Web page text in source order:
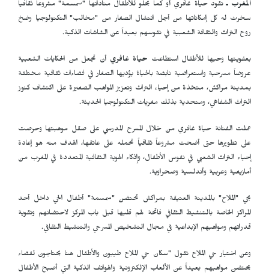
المغرب ـتقود حياة غافري أو كما يحلو للأطفال مناداتها "سمسمة" مشروعاً ثقافياً
سخرت له كل إمكاناتها من أجل انتشال الصغار من "مخالب" التكنولوجيا وضخ
روح التراث والثقافة الشعبية في نفوسهم بعيداً عن الشاشات الذكية.
بعفويتها وحبها للأطفال استطاعت حياة غافري أن تجعل من الحكايات الشعبية
عروضاً مسرحية واستعراضية نابضة بالحياة يؤديها الصغار في فضاءات ثقافية مختلفة
بمدينة مراكش، متخذة من إحياء التراث وتعزيز المواهب الصغيرة على اكتشاف كنوز
التراث الشفاهي، ومتحدية بذلك مغريات التكنولوجيا الحديثة.
عملت الفنانة حياة غافري من خلال المسرح المدرسي على صقل موهبتها وحرصت
على تطويرها حتى أضحت مشروعاً ثقافياً تحمله على عاتقها، الهدف منه هو إعادة
إحياء التراث الشعبي في نفوس الأطفال، وإذكاء الهوية الثقافية المتعددة في المغرب من
أمازيغية وعربية وأندلسية وصحراوية.
بحي "الملاح" بالمدينة العتيقة بمراكش تحتضن "سمسمة" أطفال الحي داخل أحد
المراكز الخاصة بالتنشيط الثقافي فاتحة لهم قلبها قبل باب المركز لاحتضانهم وتقوية
قدراتهم ومواهبهم الإبداعية في مجال التشخيص المسرحي والتنشيط الثقافي.
وعن اختيار حي الملاح تقول "سكان حي الملاح طيبون والأطفال هنا يحتاجون لفضاء
يحتضن مواهبهم بعيداً عن الألعاب الإلكترونية والهواتف الذكية التي أصبح الأطفال